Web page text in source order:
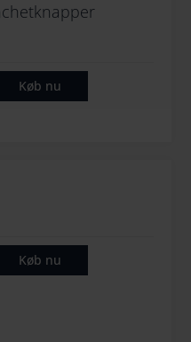
Køb nu
Køb nu